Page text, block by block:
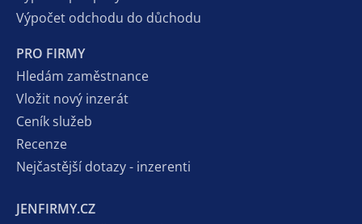
Výpočet odchodu do důchodu
PRO FIRMY
Hledám zaměstnance
Vložit nový inzerát
Ceník služeb
Recenze
Nejčastější dotazy - inzerenti
JENFIRMY.CZ